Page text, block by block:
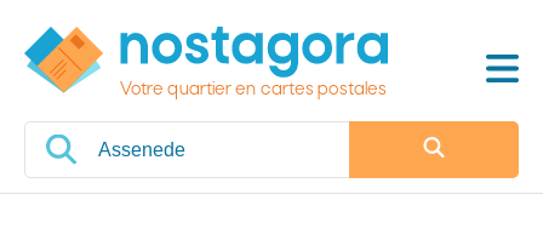
Votre quartier en cartes postales